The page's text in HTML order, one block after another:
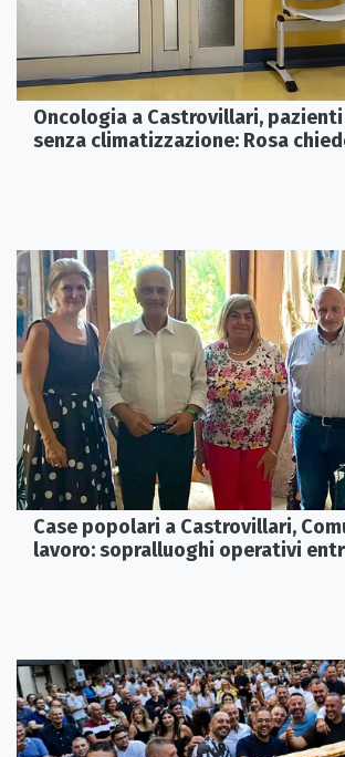
Oncologia a Castrovillari,
senza climatizzazione: Rosa
Case popolari a Castrovillari,
lavoro: sopralluoghi operativi